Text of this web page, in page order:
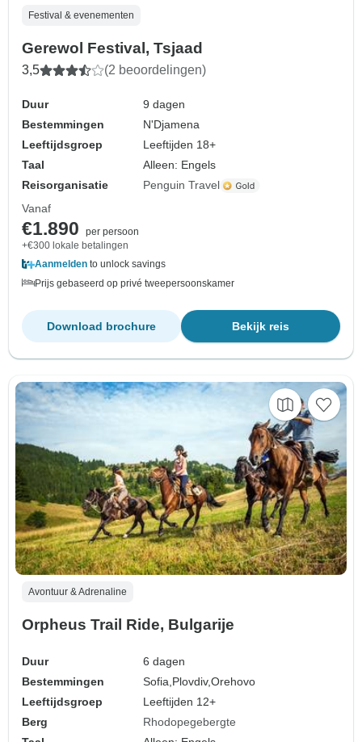
Festival & evenementen
Gerewol Festival, Tsjaad
3,5 (2 beoordelingen)
Duur
9 dagen
Bestemmingen
N'Djamena
Leeftijdsgroep
Leeftijden 18+
Taal
Alleen: Engels
Reisorganisatie
Penguin Travel
Vanaf
€1.890
per persoon
+€300 lokale betalingen
Aanmelden to unlock savings
Prijs gebaseerd op privé tweepersoonskamer
Bekijk reis
Download brochure
Avontuur & Adrenaline
Orpheus Trail Ride, Bulgarije
Duur
6 dagen
Bestemmingen
Sofia, Plovdiv,Orehovo
Leeftijdsgroep
Leeftijden 12+
Berg
Rhodopegebergte